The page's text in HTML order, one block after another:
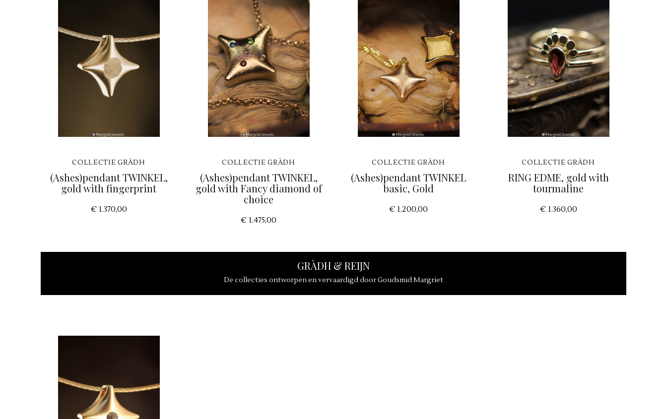
COLLECTIE GRÀDH
(Ashes)pendant TWINKEL,
gold with fingerprint
€ 1.370,00
COLLECTIE GRÀDH
(Ashes)pendant TWINKEL,
gold with Fancy diamond of
choice
€ 1.475,00
COLLECTIE GRÀDH
(Ashes)pendant TWINKEL
basic, Gold
€ 1.200,00
COLLECTIE GRÀDH
RING EDME, gold with
tourmaline
€ 1.360,00
GRÀDH & REIJN
De collecties ontworpen en vervaardigd door Goudsmid Margriet